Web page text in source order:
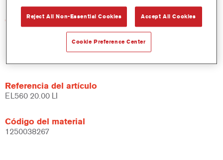
Características del producto
Product Variant
Referencia del artículo
EL560 20.00 LI
Código del material
1250038267
Reject All Non-Essential Cookies Accept All Cookies
Cookie Preference Center